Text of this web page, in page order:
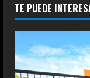
TE PUEDE